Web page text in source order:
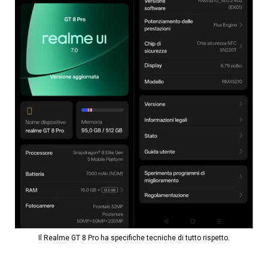
Il Realme GT 8 Pro ha specifiche tecniche di tutto rispetto.